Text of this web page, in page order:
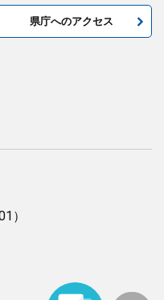
県庁へのアクセス
）